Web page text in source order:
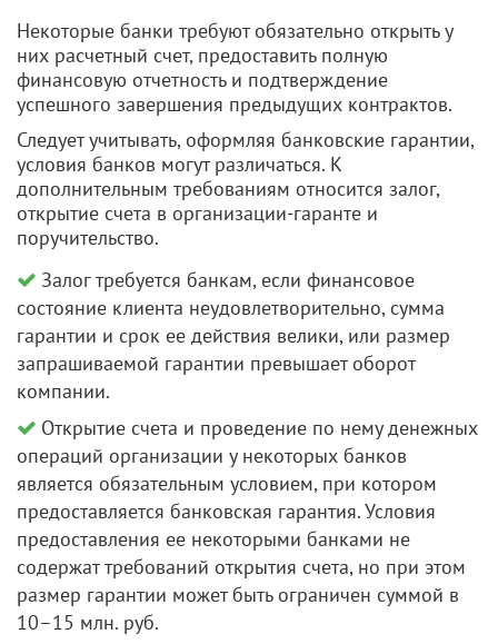
Некоторые банки требуют обязательно открыть у
них расчетный счет, предоставить полную
финансовую отчетность и подтверждение
успешного завершения предыдущих контрактов.
Следует учитывать, оформляя банковские гарантии,
условия банков могут различаться. К
дополнительным требованиям относится залог,
открытие счета в организации-гаранте и
поручительство.
Залог требуется банкам, если финансовое
состояние клиента неудовлетворительно, сумма
гарантии и срок ее действия велики, или размер
запрашиваемой гарантии превышает оборот
компании.
Открытие счета и проведение по нему денежных
операций организации у некоторых банков
является обязательным условием, при котором
предоставляется банковская гарантия. Условия
предоставления ее некоторыми банками не
содержат требований открытия счета, но при этом
размер гарантии может быть ограничен суммой в
10–15 млн. руб.